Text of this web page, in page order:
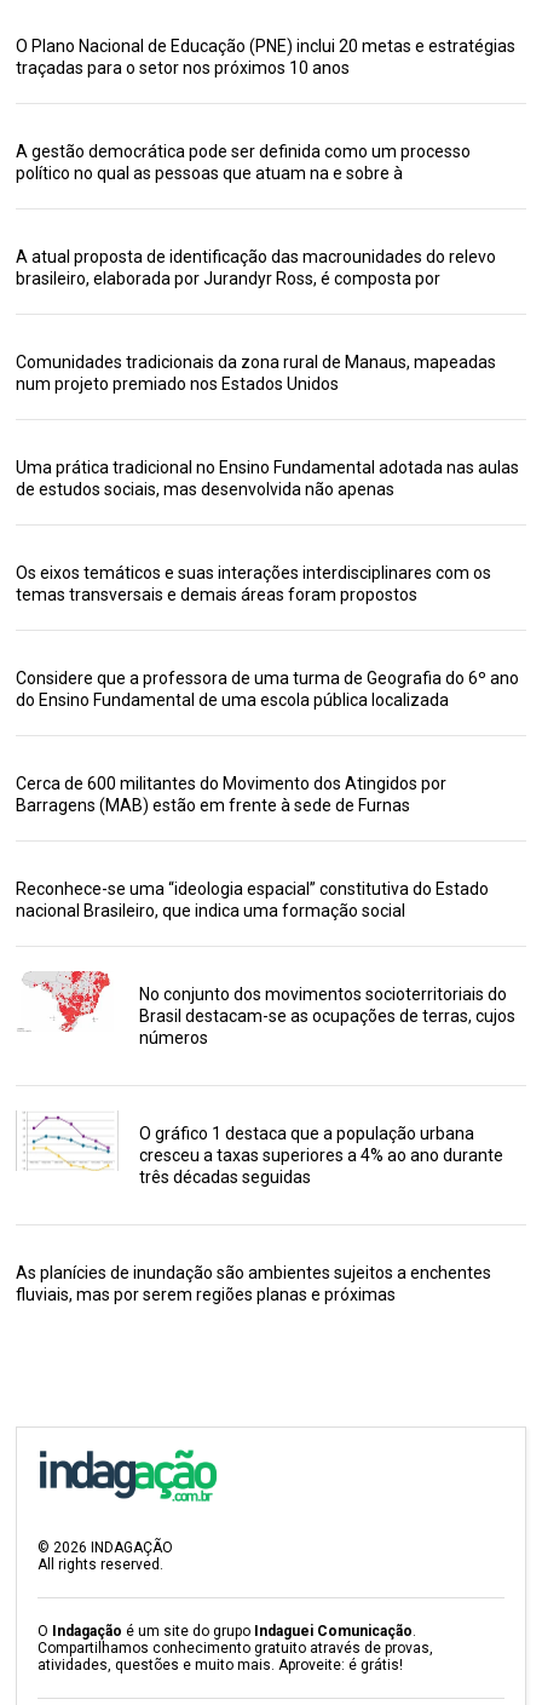
O Plano Nacional de Educação (PNE) inclui 20 metas e estratégias
traçadas para o setor nos próximos 10 anos
A gestão democrática pode ser definida como um processo
político no qual as pessoas que atuam na e sobre à
A atual proposta de identificação das macrounidades do relevo
brasileiro, elaborada por Jurandyr Ross, é composta por
Comunidades tradicionais da zona rural de Manaus, mapeadas
num projeto premiado nos Estados Unidos
Uma prática tradicional no Ensino Fundamental adotada nas aulas
de estudos sociais, mas desenvolvida não apenas
Os eixos temáticos e suas interações interdisciplinares com os
temas transversais e demais áreas foram propostos
Considere que a professora de uma turma de Geografia do 6º ano
do Ensino Fundamental de uma escola pública localizada
Cerca de 600 militantes do Movimento dos Atingidos por
Barragens (MAB) estão em frente à sede de Furnas
Reconhece-se uma “ideologia espacial” constitutiva do Estado
nacional Brasileiro, que indica uma formação social
No conjunto dos movimentos socioterritoriais do
Brasil destacam-se as ocupações de terras, cujos
números
O gráfico 1 destaca que a população urbana
cresceu a taxas superiores a 4% ao ano durante
três décadas seguidas
As planícies de inundação são ambientes sujeitos a enchentes
fluviais, mas por serem regiões planas e próximas
©2026 INDAGAÇÃO
All rights reserved.
O Indagação é um site do grupo Indaguei Comunicação.
Compartilhamos conhecimento gratuito através de provas,
atividades, questões e muito mais. Aproveite: é grátis!